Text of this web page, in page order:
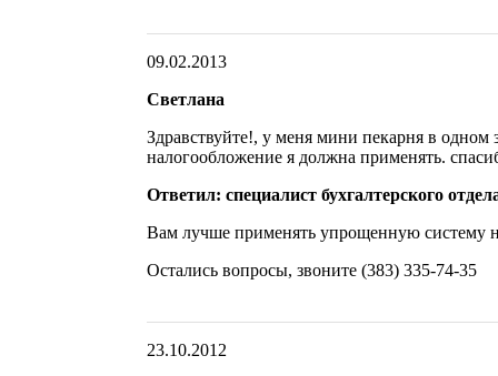
09.02.2013
Светлана
Здравствуйте!, у меня мини пекарня в одном
налогообложение я должна применять.
Ответил: специалист бухгалтерского
Вам лучше применять упрощенную систему
Остались вопросы, звоните (383) 335-74-35
23.10.2012